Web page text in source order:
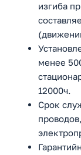
изгиба
менее
12000ч.
Срок